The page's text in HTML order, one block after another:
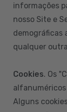
informações
nosso Site e
demográficas
qualquer
Cookies. Os
Alguns